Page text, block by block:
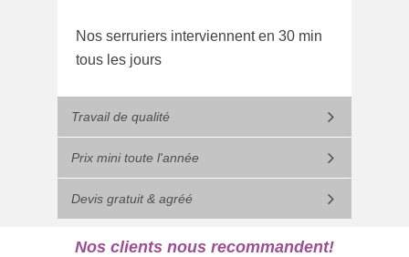
Nos serruriers interviennent en 30 min
tous les jours
Travail de qualité
Prix mini toute l'année
Devis gratuit & agréé
Nos clients nous recommandent!